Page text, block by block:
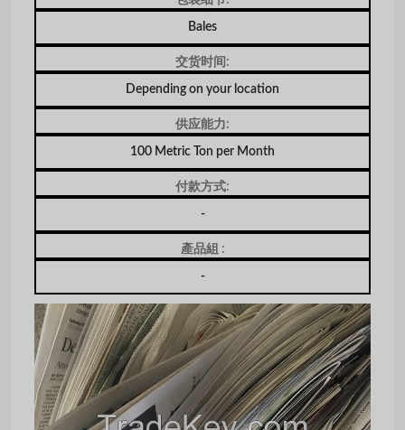
Bales
交货时间:
Depending on your location
供应能力:
100 Metric Ton per Month
付款方式:
-
產品組 :
-